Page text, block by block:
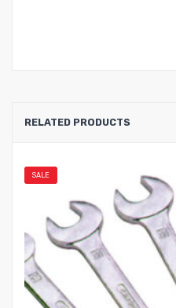
RELATED PRODUCTS
SALE